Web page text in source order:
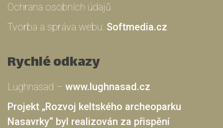
Ochrana osobních údajů
Tvorba a správa webu: Softmedia.cz
Rychlé odkazy
Lughnasad – www.lughnasad.cz
Projekt „Rozvoj keltského archeoparku
Nasavrky“ byl realizován za přispění